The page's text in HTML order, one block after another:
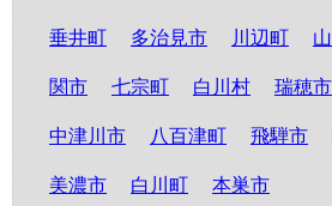
垂井町 多治見市 川辺町
関市 七宗町 白川村 瑞穂市
中津川市 八百津町 飛騨市
美濃市 白川町 本巣市